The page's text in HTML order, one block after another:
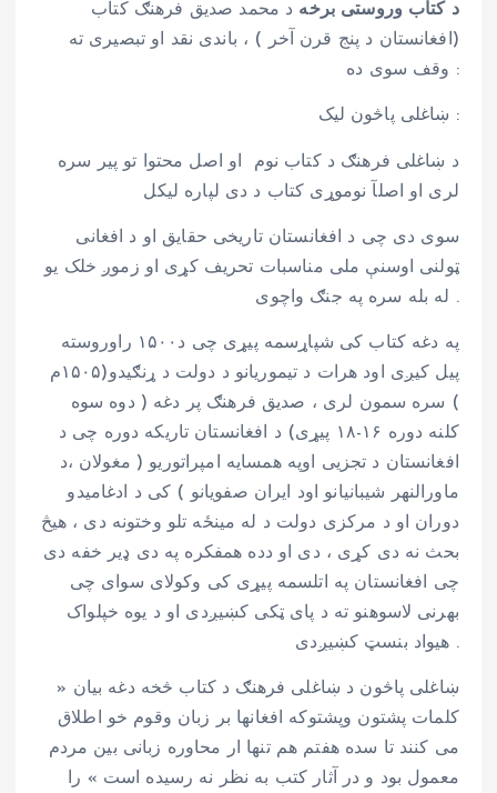
د کتاب وروستی برخه د محمد صدیق فرهنګ کتاب
(افغانستان د پنج قرن آخر ) ، باندی نقد او تبصیری ته
وقف سوی ده :
ښاغلی پاڅون لیک :
لری او اصلآ نوموړی کتاب د دی لپاره لیکل
سوی دی چی د افغانستان تاریخی حقایق او د افغانی
ټولنی اوسنې ملی مناسبات تحریف کړی او زموږ خلک یو
له بله سره په جنګ واچوی .
پیل کیږی اود هرات د تیموریانو د دولت د ړنګیدو(۱۵۰۵م
) سره سمون لری ، صدیق فرهنګ پر دغه ( دوه سوه
کلنه دوره ۱۶-۱۸ پیړی) د افغانستان تاریکه دوره چی د
افغانستان د تجزیی اوپه همسایه امپراتوریو ( مغولان ،د
ماورالنهر شیبانیانو اود ایران صفویانو ) کی د ادغامیدو
دوران او د مرکزی دولت د له مینځه تلو وختونه دی ، هیڅ
بحث نه دی کړی ، دی او دده همفکره په دی ډیر خفه دی
چی افغانستان په اتلسمه پیړی کی وکولای سوای چی
بهرنی لاسوهنو ته د پای ټکی کښیږدی او د یوه خپلواک
هیواد بنسټ کښیږدی .
ښاغلی پاڅون د ښاغلی فرهنګ د کتاب څخه دغه بیان «
کلمات پشتون وپشتوکه افغانها بر زبان وقوم خو اطلاق
می کنند تا سده هفتم هم تنها ار محاوره زبانی بین مردم
معمول بود و در آثار کتب به نظر نه رسیده است » را